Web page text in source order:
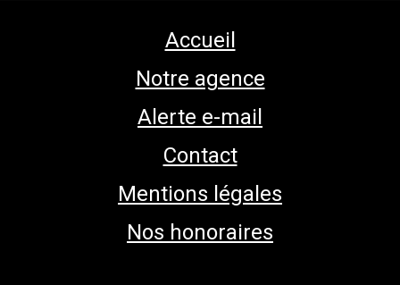
Accueil
Notre agence
Alerte e-mail
Contact
Mentions légales
Nos honoraires